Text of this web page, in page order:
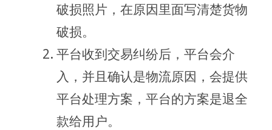
破损照片，在原因里面写清楚货物
破损。
平台收到交易纠纷后，平台会介
入，并且确认是物流原因，会提供
平台处理方案，平台的方案是退全
款给用户。